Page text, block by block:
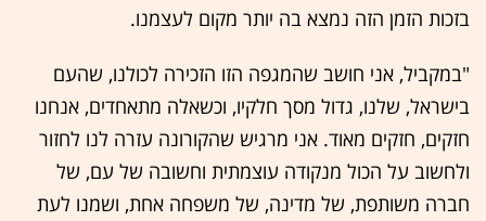
בזכות הזמן הזה נמצא בה יותר מקום לעצמנו.
"במקביל, אני חושב שהמגפה הזו הזכירה לכולנו, שהעם
בישראל, שלנו, גדול מסך חלקיו, וכשאלה מתאחדים, אנחנו
חזקים, חזקים מאוד. אני מרגיש שהקורונה עזרה לנו לחזור
ולחשוב על הכול מנקודה עוצמתית וחשובה של עם, של
חברה משותפת, של מדינה, של משפחה אחת, ושמנו לעת